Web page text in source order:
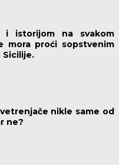
i istorijom na svakom
mora proći sopstvenim
Sicilije.
nikle same od
ne?